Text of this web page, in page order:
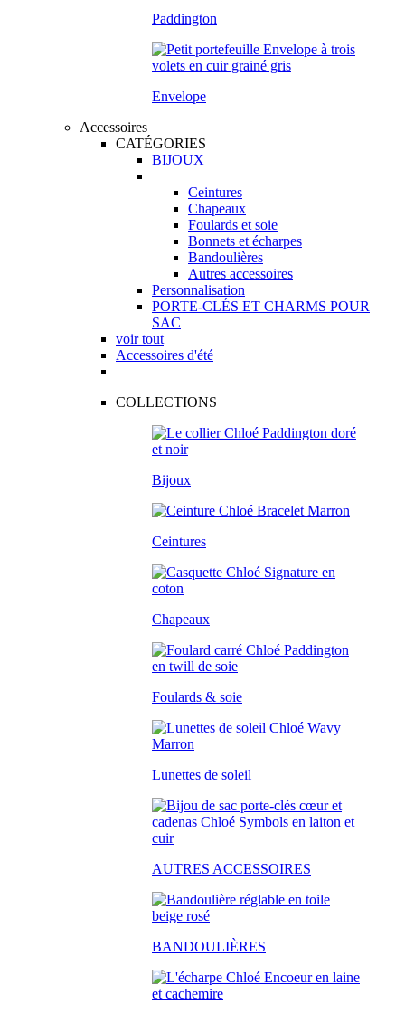
Paddington
Envelope
Accessoires
CATÉGORIES
BIJOUX
Ceintures
Chapeaux
Foulards et soie
Bonnets et écharpes
Bandoulières
Autres accessoires
Personnalisation
PORTE-CLÉS ET CHARMS POUR
SAC
voir tout
Accessoires d'été
COLLECTIONS
Bijoux
Ceintures
Chapeaux
Foulards & soie
Lunettes de soleil
AUTRES ACCESSOIRES
BANDOULIÈRES